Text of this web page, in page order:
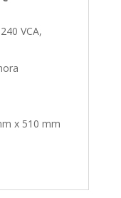
VCA,
x 510 mm